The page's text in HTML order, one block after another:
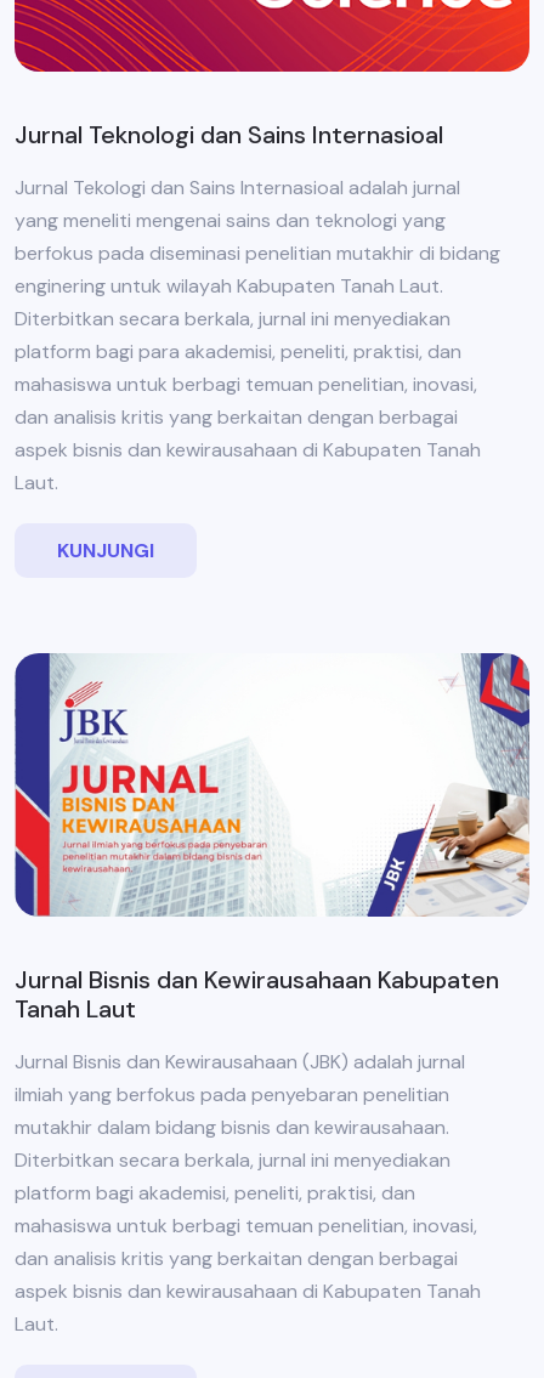
Jurnal Teknologi dan Sains Internasioal
Jurnal Tekologi dan Sains Internasioal adalah jurnal
yang meneliti mengenai sains dan teknologi yang
berfokus pada diseminasi penelitian mutakhir di bidang
enginering untuk wilayah Kabupaten Tanah Laut.
Diterbitkan secara berkala, jurnal ini menyediakan
platform bagi para akademisi, peneliti, praktisi, dan
mahasiswa untuk berbagi temuan penelitian, inovasi,
dan analisis kritis yang berkaitan dengan berbagai
aspek bisnis dan kewirausahaan di Kabupaten Tanah
Laut.
KUNJUNGI
Jurnal Bisnis dan Kewirausahaan Kabupaten
Tanah Laut
Jurnal Bisnis dan Kewirausahaan (JBK) adalah jurnal
ilmiah yang berfokus pada penyebaran penelitian
mutakhir dalam bidang bisnis dan kewirausahaan.
Diterbitkan secara berkala, jurnal ini menyediakan
platform bagi akademisi, peneliti, praktisi, dan
mahasiswa untuk berbagi temuan penelitian, inovasi,
dan analisis kritis yang berkaitan dengan berbagai
aspek bisnis dan kewirausahaan di Kabupaten Tanah
Laut.